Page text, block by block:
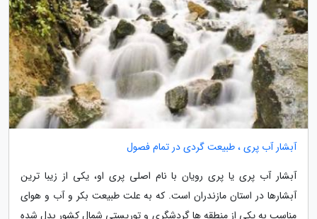
آبشار آب پری ، طبیعت گردی در تمام فصول
آبشار آب پری یا پری رویان با نام اصلی پری او، یکی از زیبا ترین
آبشارها در استان مازندران است. که به علت طبیعت بکر و آب و هوای
مناسب به یکی از منطقه ها گردشگری و توریستی شمال کشور بدل شده